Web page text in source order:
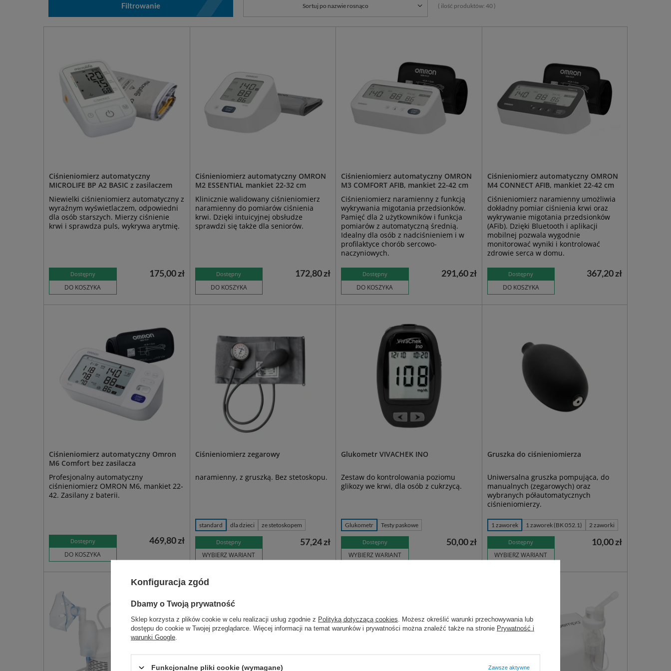
Sortuj po nazwie rosnąco
Filtrowanie ( ilość produktów: 40)
Ciśnieniomierz automatyczny
MICROLIFE BP A2 BASIC z zasilaczem
Niewielki ciśnieniomierz automatyczny z
wyraźnym wyświetlaczem, odpowiedni
dla osób starszych. Mierzy ciśnienie
krwi i sprawdza puls, wykrywa arytmię.
Dostępny
DO KOSZYKA
175,00 zł
Ciśnieniomierz automatyczny OMRON
M2 ESSENTIAL mankiet 22-32 cm
Klinicznie walidowany ciśnieniomierz
naramienny do pomiarów ciśnienia
krwi. Dzięki intuicyjnej obsłudze
sprawdzi się także dla seniorów.
Dostępny
DO KOSZYKA
172,80 zł
Ciśnieniomierz automatyczny OMRON
M3 COMFORT AFIB, mankiet 22-42 cm
Ciśnieniomierz naramienny z funkcją
wykrywania migotania przedsionków.
Pamięć dla 2 użytkowników i funkcja
pomiarów z automatyczną średnią.
Idealny dla osób z nadciśnieniem i w
profilaktyce chorób sercowo-
naczyniowych.
Dostępny
DO KOSZYKA
291,60 zł
Ciśnieniomierz automatyczny OMRON
M4 CONNECT AFIB, mankiet 22-42 cm
Ciśnieniomierz naramienny umożliwia
dokładny pomiar ciśnienia krwi oraz
wykrywanie migotania przedsionków
(AFib). Dzięki Bluetooth i aplikacji
mobilnej pozwala wygodnie
monitorować wyniki i kontrolować
zdrowie serca w domu.
Dostępny
DO KOSZYKA
367,20 zł
Ciśnieniomierz automatyczny Omron
M6 Comfort bez zasilacza
Profesjonalny automatyczny
ciśnieniomierz OMRON M6, mankiet 22-
42. Zasilany z baterii.
Dostępny
DO KOSZYKA
469,80 zł
Ciśnieniomierz zegarowy
naramienny, z gruszką. Bez stetoskopu.
standard dla dzieci ze stetoskopem
Dostępny
WYBIERZ WARIANT
57,24 zł
Glukometr VIVACHEK INO
Zestaw do kontrolowania poziomu
glikozy we krwi, dla osób z cukrzycą.
Glukometr Testy paskowe
Dostępny
WYBIERZ WARIANT
50,00 zł
Gruszka do ciśnieniomierza
Uniwersalna gruszka pompująca, do
manualnych (zegarowych) oraz
wybranych półautomatycznych
ciśnieniomierzy.
1 zaworek 1 zaworek (BK 052.1) 2 zaworki
Dostępny
WYBIERZ WARIANT
10,00 zł
Konfiguracja zgód
Dbamy o Twoją prywatność
Sklep korzysta z plików cookie w celu realizacji usług zgodnie z Polityką dotyczącą cookies . Możesz określić warunki przechowywania lub
dostępu do cookie w Twojej przeglądarce. Więcej informacji na temat warunków i prywatności można znaleźć także na stronie Prywatność i
warunki Google
Funkcjonalne pliki cookie (wymagane) Zawsze aktywne